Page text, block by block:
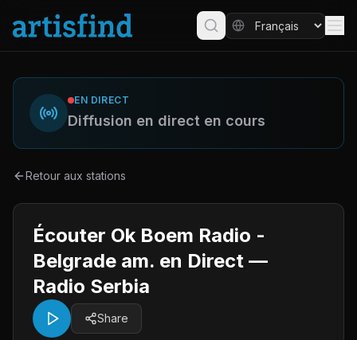
EN DIRECT
Diffusion en direct en cours
Retour aux stations
Écouter Ok Boem Radio -
Belgrade am. en Direct —
Radio Serbia
Share